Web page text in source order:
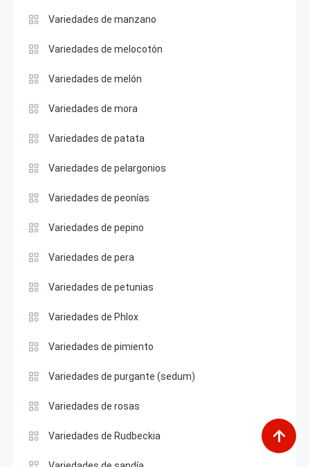
Variedades de manzano
Variedades de melocotón
Variedades de melón
Variedades de mora
Variedades de patata
Variedades de pelargonios
Variedades de peonías
Variedades de pepino
Variedades de pera
Variedades de petunias
Variedades de Phlox
Variedades de pimiento
Variedades de purgante (sedum)
Variedades de rosas
Variedades de Rudbeckia